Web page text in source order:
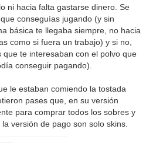
ni hacia falta gastarse dinero. Se
conseguías jugando (y sin
básica te llegaba siempre, no hacia
como si fuera un trabajo) y si no,
te interesaban con el polvo que
conseguir pagando).
le estaban comiendo la tostada
pases que, en su versión
para comprar todos los sobres y
versión de pago son solo skins.